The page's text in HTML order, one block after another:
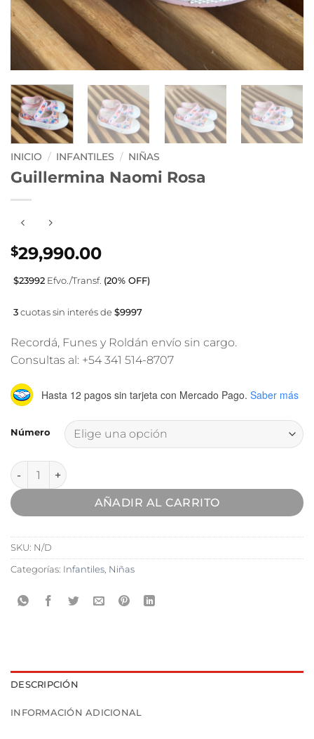
INICIO / INFANTILES / NIÑAS
Guillermina Naomi Rosa
$29,990.00
$23992 Efvo./Transf. (20% OFF)
3cuotas sin interés de $9997
Recordá, Funes y Roldán envío sin cargo.
Consultas al: +54 341 514-8707
Hasta 12 pagos sin tarjeta con Mercado Pago. Saber más
Número
Guillermina Naomi Rosa cantidad
AÑADIR AL CARRITO
SKU: N/D
Categorías: Infantiles Niñas
DESCRIPCIÓN
INFORMACIÓN ADICIONAL